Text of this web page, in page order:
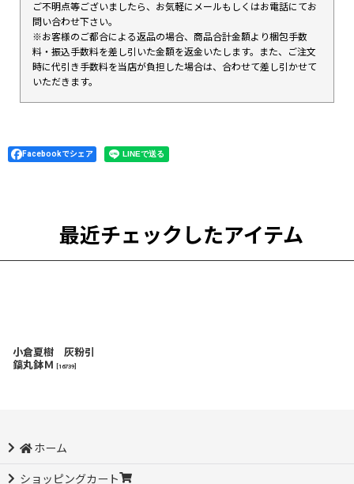
ご不明点等ございましたら、お気軽にメールもしくはお電話にてお
問い合わせ下さい。
※お客様のご都合による返品の場合、商品合計金額より梱包手数
料・振込手数料を差し引いた金額を返金いたします。また、ご注文
時に代引き手数料を当店が負担した場合は、合わせて差し引かせて
いただきます。
Facebookでシェア
最近チェックしたアイテム
小倉夏樹 灰粉引
鎬丸鉢Ｍ
16739
ホーム
ショッピングカート